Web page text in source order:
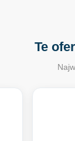
Te